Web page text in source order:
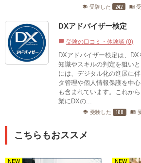
school 受験した 242 menu_book
DXアドバイザー検定
chat_bubble 受験の口コミ・体験談 (0)
DXアドバイザー検定は、
知識やスキルの判定を狙い
には、デジタル化の進展に
タ管理や個人情報保護を中
も含まれています。これか
業にDXの...
school 受験した 188 menu_book
こちらもおススメ
NEW NEW